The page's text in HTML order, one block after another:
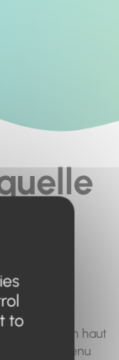
à
recherche en haut
le contenu
to